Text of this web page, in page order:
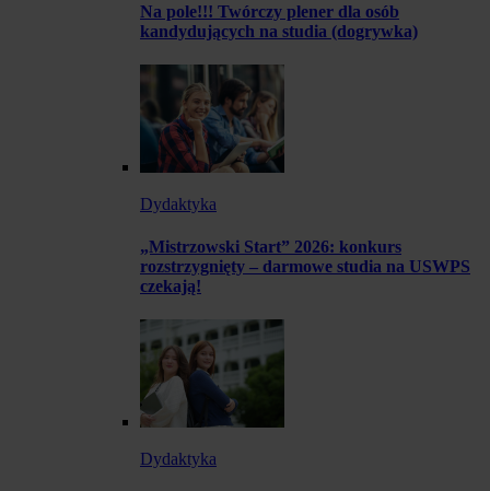
Na pole!!! Twórczy plener dla osób
kandydujących na studia (dogrywka)
Dydaktyka
„Mistrzowski Start” 2026: konkurs
rozstrzygnięty – darmowe studia na USWPS
czekają!
Dydaktyka